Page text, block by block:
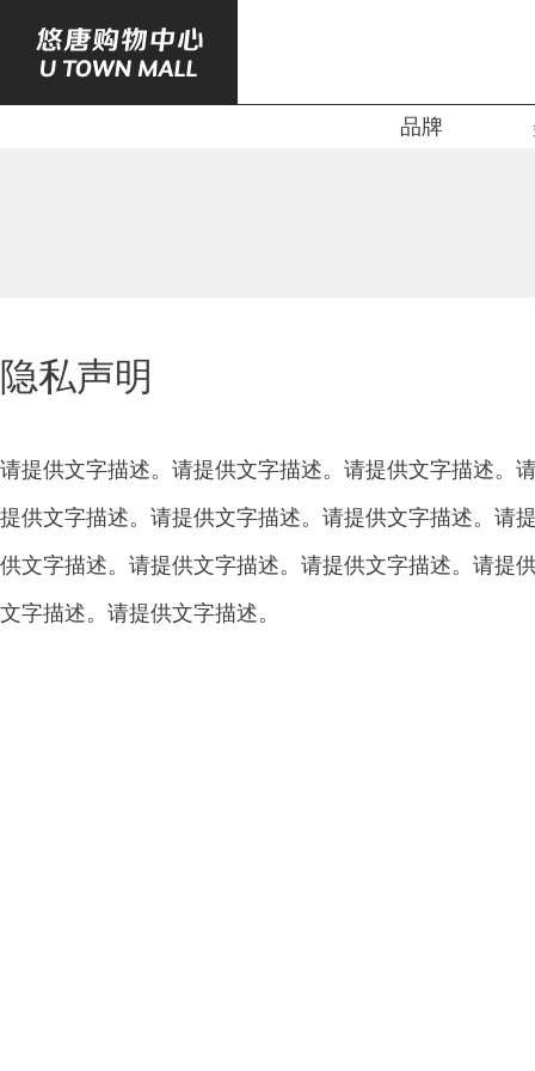
品牌
隐私声明
请提供文字描述。请提供文字描述。请提供文字描述。
提供文字描述。请提供文字描述。请提供文字描述。请
供文字描述。请提供文字描述。请提供文字描述。请提
文字描述。请提供文字描述。